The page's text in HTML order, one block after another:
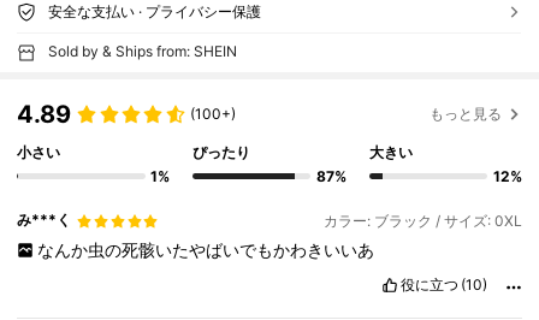
安全な支払い · プライバシー保護
Sold by & Ships from: SHEIN
4.89 (100+) もっと見る
小さい
1%
ぴったり
87%
大きい
12%
み***く カラー: ブラック / サイズ: 0XL
なんか虫の死骸いたやばいでもかわきいいあ
役に立つ (10)